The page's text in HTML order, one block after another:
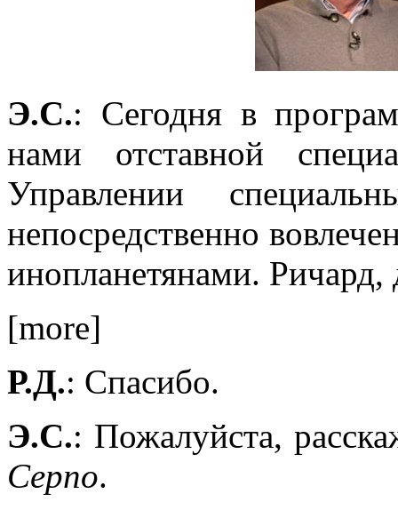
Э.С.: Сегодня в
нами отставной
Управлении
непосредственно
инопланетянами. Ричард,
[more]
Р.Д.: Спасибо.
Э.С.: Пожалуйста,
Серпо.